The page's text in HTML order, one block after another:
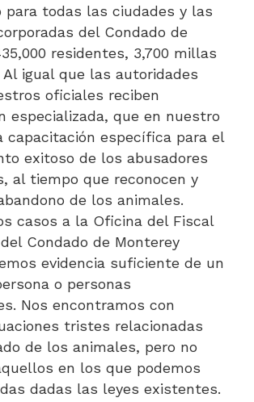
para todas las ciudades y las
del Condado de
residentes, 3,700 millas
Al igual que las autoridades
oficiales reciben
especializada, que en nuestro
capacitación específica para el
exitoso de los abusadores
al tiempo que reconocen y
de los animales.
casos a la Oficina del Fiscal
Condado de Monterey
evidencia suficiente de un
o personas
Nos encontramos con
tristes relacionadas
de los animales, pero no
en los que podemos
dadas las leyes existentes.